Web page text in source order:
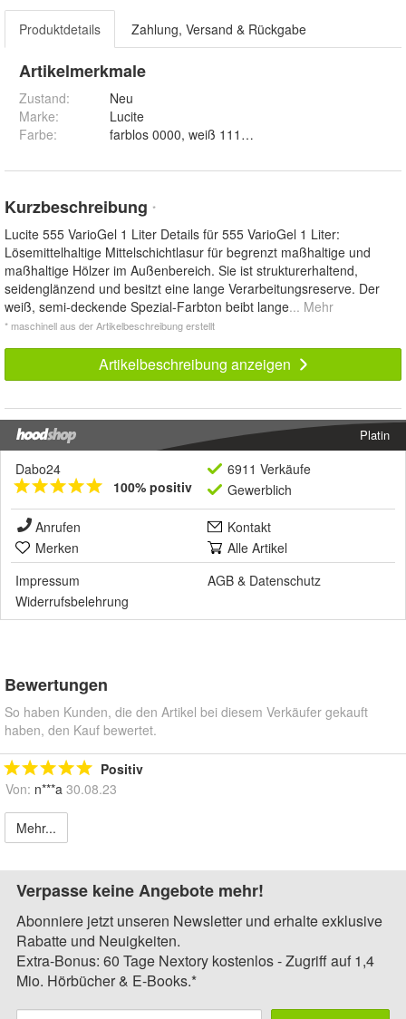
Produktdetails Zahlung, Versand & Rückgabe
Artikelmerkmale
Zustand:
Neu
Marke:
Lucite
Farbe: farblos 0000, weiß 1111, pinie/kiefer 2335, eiche
Kurzbeschreibung *
Lucite 555 VarioGel 1 Liter Details für 555 VarioGel 1 Liter:
Lösemittelhaltige Mittelschichtlasur für begrenzt maßhaltige und
maßhaltige Hölzer im Außenbereich. Sie ist strukturerhaltend,
seidenglänzend und besitzt eine lange Verarbeitungsreserve. Der
weiß, semi-deckende Spezial-Farbton beibt lange... Mehr
* maschinell aus der Artikelbeschreibung erstellt
Artikelbeschreibung anzeigen
Platin
Dabo24
100% positiv
6911 Verkäufe
Gewerblich
Anrufen
Kontakt
Merken
Alle Artikel
Impressum
AGB & Datenschutz
Widerrufsbelehrung
Bewertungen
So haben Kunden, die den Artikel bei diesem Verkäufer gekauft
haben, den Kauf bewertet.
Positiv
Von: n***a 30.08.23
Mehr...
Verpasse keine Angebote mehr!
Abonniere jetzt unseren Newsletter und erhalte exklusive
Rabatte und Neuigkeiten.
Extra-Bonus: 60 Tage Nextory kostenlos - Zugriff auf 1,4
Mio. Hörbücher & E-Books.*